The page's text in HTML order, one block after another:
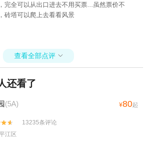
景区+太仓艳阳农庄+震泽
港市暨阳湖欢乐世界
湖国家湿地公园+苏州旺
湖游船快艇(石公山码
澄湖弘阳蟹庄+凤凰山
晓果品种植采摘园+阳澄
比斯特苏州购物村+同里
游船+张家港保利大剧院
方跆拳道馆（沧浪才智
完全可以从出口进去不用买票...虽然票价不
砖塔可以爬上去看看风景
查看全部点评 
还看了
(5A) ¥80起
13235条评论
江区